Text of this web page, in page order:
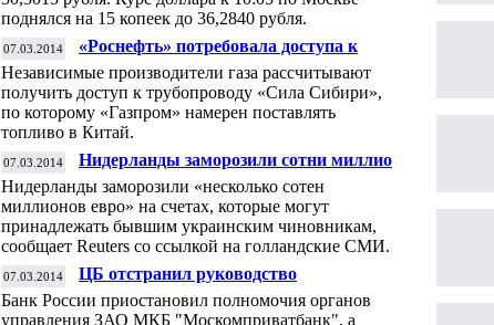
поднялся на 15 копеек до 36,2840 рубля.
07.03.2014
«Роснефть» потребовала доступа к
Независимые производители газа рассчитывают
получить доступ к трубопроводу «Сила Сибири»,
по которому «Газпром» намерен поставлять
топливо в Китай.
07.03.2014
Нидерланды заморозили сотни миллионов
Нидерланды заморозили «несколько сотен
миллионов евро» на счетах, которые могут
принадлежать бывшим украинским чиновникам,
сообщает Reuters со ссылкой на голландские СМИ.
07.03.2014
ЦБ отстранил руководство
банком
Банк России приостановил полномочия органов
управления ЗАО МКБ "Москомприватбанк", а